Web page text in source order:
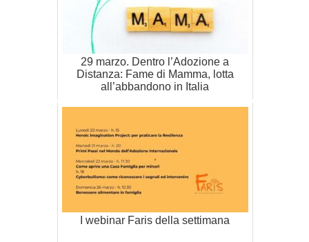
29 marzo. Dentro l’Adozione a
Distanza: Fame di Mamma, lotta
all’abbandono in Italia
I webinar Faris della settimana